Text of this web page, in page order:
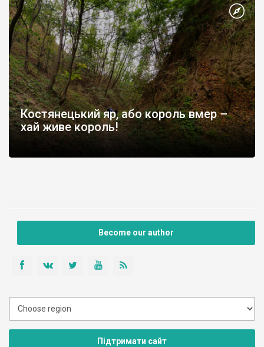
Костянецький яр, або король вмер –
хай живе король!
Become our author
Підтримати сайт